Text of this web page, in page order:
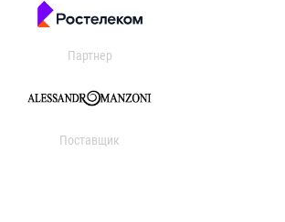
Партнер
Поставщик